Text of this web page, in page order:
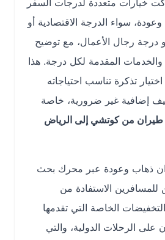
متعددة لدرجات السفر
الدرجة الاقتصادية أو
رجال الأعمال، مع توضيح
المقدمة لكل درجة. هذا
تناسب احتياجاته
غير ضرورية، خاصة
من كوتشي إلى الرياض
وعودة عبر محرك بحث
الاستفادة من
الخاصة التي تقدمها
الدولية، والتي